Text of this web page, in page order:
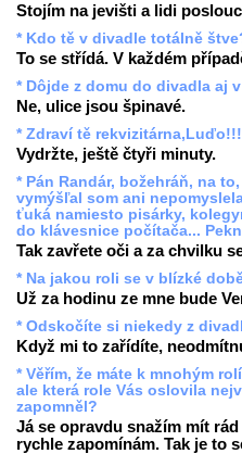
Stojím na jevišti a lidi
* Kdo tě v divadle totálně
To se střídá. V každém
* Dôjde z domu do divadla aj
Ne, ulice jsou špinavé.
* Zdraví tě
Vydržte, ještě čtyři minuty.
* Pán Randár, božehráň, na
vymýšľal som ani
ťuká namiesto pisárky,
do klávesnice počítača...
Tak zavřete oči a za chvilku
* Na jakou roli se v blízké
Už za hodinu ze mne bude
* Odskočíte si niekedy z
Když mi to zařídíte,
* Věřím, že máte k mnohým
ale která role Vás oslovila
zapomněl?
Já se opravdu snažím mít
rychle zapomínám. Tak je to